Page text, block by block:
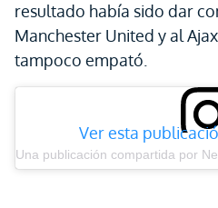
resultado había sido dar
Manchester United y al
tampoco empató.
Ver esta